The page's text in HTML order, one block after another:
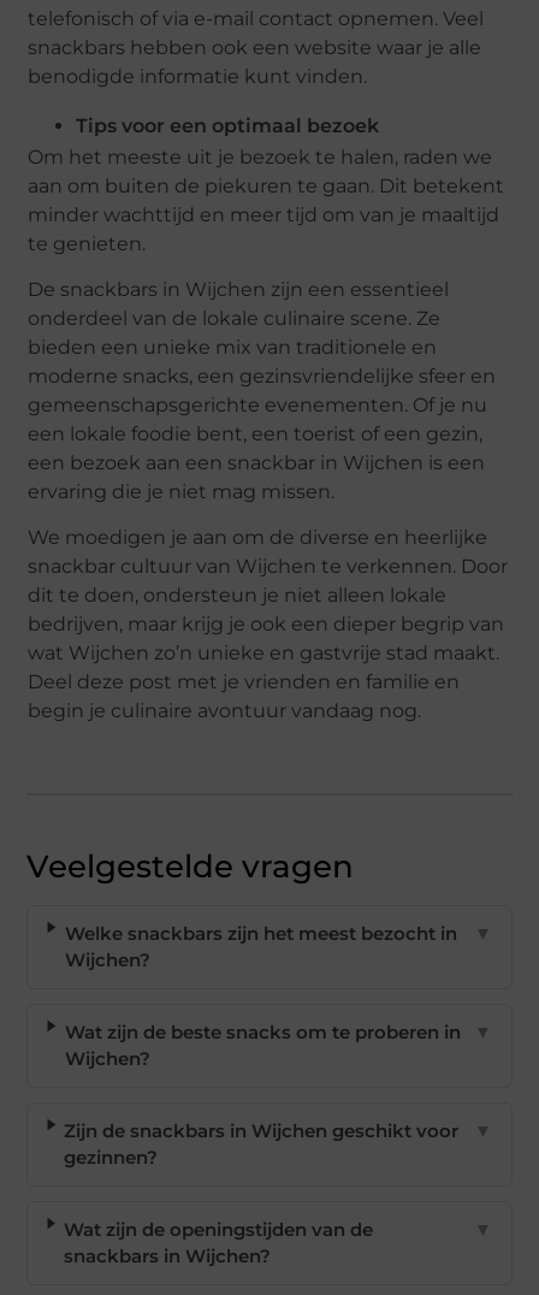
telefonisch of via e-mail contact opnemen. Veel
snackbars hebben ook een website waar je alle
benodigde informatie kunt vinden.
Tips voor een optimaal bezoek
Om het meeste uit je bezoek te halen, raden we
aan om buiten de piekuren te gaan. Dit betekent
minder wachttijd en meer tijd om van je maaltijd
te genieten.
De snackbars in Wijchen zijn een essentieel
onderdeel van de lokale culinaire scene. Ze
bieden een unieke mix van traditionele en
moderne snacks, een gezinsvriendelijke sfeer en
gemeenschapsgerichte evenementen. Of je nu
een lokale foodie bent, een toerist of een gezin,
een bezoek aan een snackbar in Wijchen is een
ervaring die je niet mag missen.
We moedigen je aan om de diverse en heerlijke
snackbar cultuur van Wijchen te verkennen. Door
dit te doen, ondersteun je niet alleen lokale
bedrijven, maar krijg je ook een dieper begrip van
wat Wijchen zo’n unieke en gastvrije stad maakt.
Deel deze post met je vrienden en familie en
begin je culinaire avontuur vandaag nog.
Veelgestelde vragen
Welke snackbars zijn het meest bezocht in
Wijchen?
▼
Wat zijn de beste snacks om te proberen in
Wijchen?
▼
Zijn de snackbars in Wijchen geschikt voor
gezinnen?
▼
Wat zijn de openingstijden van de
snackbars in Wijchen?
▼